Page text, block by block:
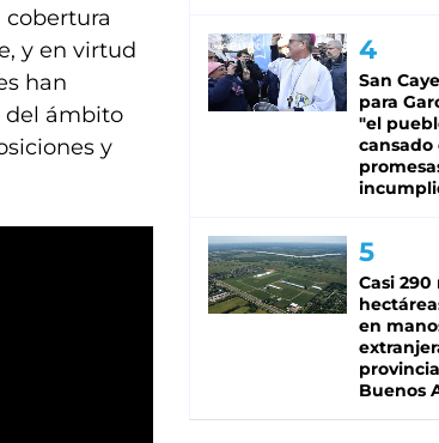
y en virtud
han
del ámbito
y
San
para
"el
cansado
Casi 290
en
Buenos